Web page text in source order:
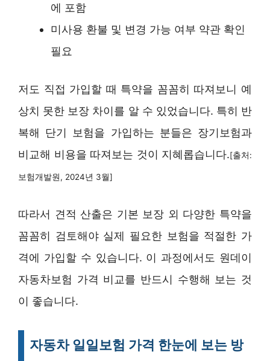
에 포함
미사용 환불 및 변경 가능 여부 약관 확인
필요
저도 직접 가입할 때 특약을 꼼꼼히 따져보니 예
상치 못한 보장 차이를 알 수 있었습니다. 특히 반
복해 단기 보험을 가입하는 분들은 장기보험과
비교해 비용을 따져보는 것이 지혜롭습니다.[출처:
보험개발원, 2024년 3월]
따라서 견적 산출은 기본 보장 외 다양한 특약을
꼼꼼히 검토해야 실제 필요한 보험을 적절한 가
격에 가입할 수 있습니다. 이 과정에서도 원데이
자동차보험 가격 비교를 반드시 수행해 보는 것
이 좋습니다.
자동차 일일보험 가격 한눈에 보는 방